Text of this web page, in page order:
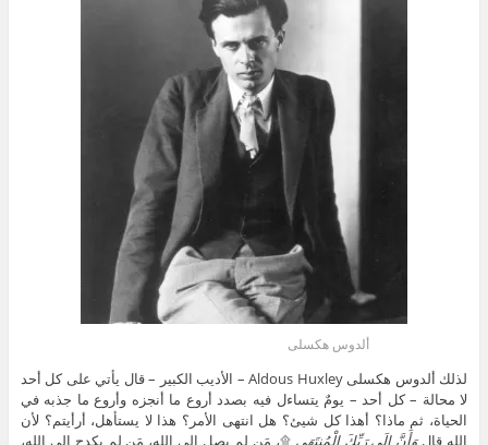
ألدوس هکسلی
لذلك ألدوس هکسلی Aldous Huxley – الأديب الكبير – قال يأتي على كل أحد
لا محالة – كل أحد – يومٌ يتساءل فيه بصدد أروع ما أنجزه وأروع ما جذبه في
الحياة، ثم ماذا؟ أهذا كل شيئ؟ هل انتهى الأمر؟ هذا لا يستأهل، أرأيتم؟ لأن
الله قالوَأَنَّ إِلَى رَبِّكَ الْمُنتَهَى۩، مَن لم يصل إلى الله، مَن لم يكدح إلى الله،